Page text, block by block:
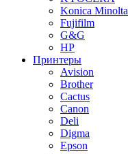
Konica Minolta
Fujifilm
G&G
HP
Принтеры
Avision
Brother
Cactus
Canon
Deli
Digma
Epson